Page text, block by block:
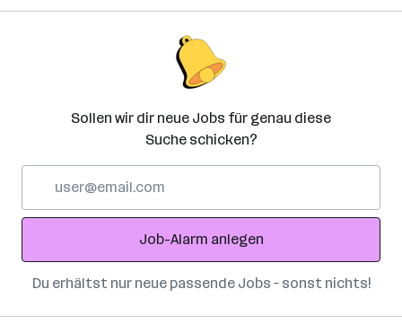
Sollen wir dir neue Jobs für genau diese
Suche schicken?
Adresse
Job-Alarm anlegen
Du erhältst nur neue passende Jobs – sonst nichts!